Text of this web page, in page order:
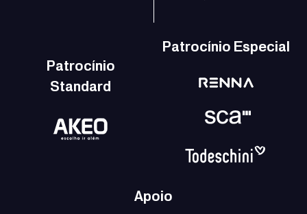
Patrocínio
Standard
Patrocínio Especial
Apoio